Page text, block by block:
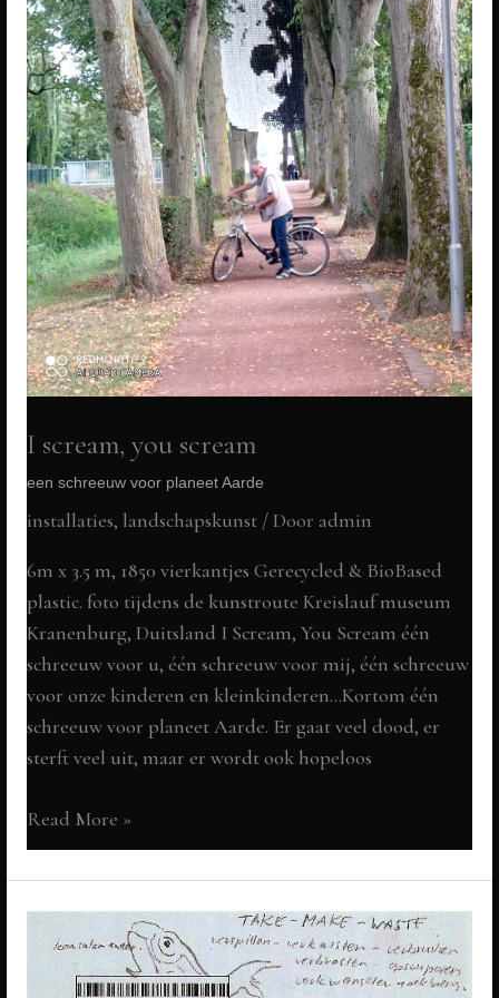
I scream, you scream
een schreeuw voor planeet Aarde
installaties, landschapskunst / Door admin
6m x 3.5 m, 1850 vierkantjes Gerecycled & BioBased
plastic. foto tijdens de kunstroute Kreislauf museum
Kranenburg, Duitsland I Scream, You Scream één
schreeuw voor u, één schreeuw voor mij, één schreeuw
voor onze kinderen en kleinkinderen…Kortom één
schreeuw voor planeet Aarde. Er gaat veel dood, er
sterft veel uit, maar er wordt ook hopeloos
I
scream,
you
scream
schreeuw
Read More »